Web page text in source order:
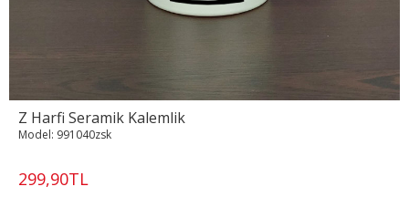
Z Harfi Seramik Kalemlik
299,90TL
Model: 991040zsk